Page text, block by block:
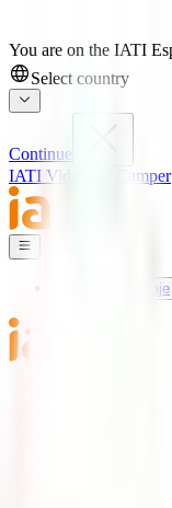
You are on the IATI
Select country
Continue
IATI Vida
IATI Camper
Seguros de Viaje